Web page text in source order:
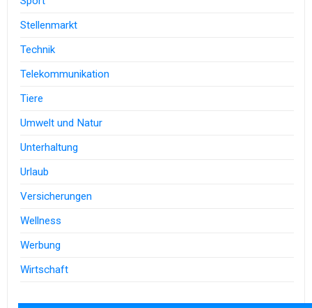
Stellenmarkt
Technik
Telekommunikation
Tiere
Umwelt und Natur
Unterhaltung
Urlaub
Versicherungen
Wellness
Werbung
Wirtschaft